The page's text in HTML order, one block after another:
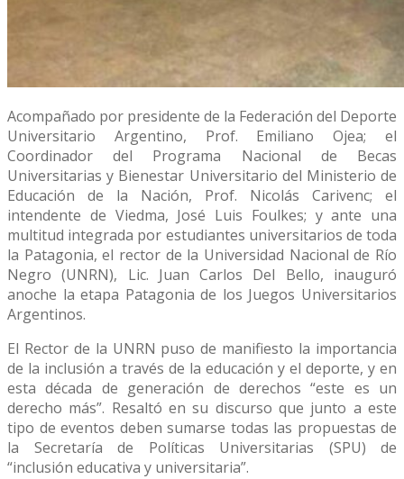
Acompañado por presidente de la Federación del Deporte
Universitario Argentino, Prof. Emiliano Ojea; el
Coordinador del Programa Nacional de Becas
Universitarias y Bienestar Universitario del Ministerio de
Educación de la Nación, Prof. Nicolás Carivenc; el
intendente de Viedma, José Luis Foulkes; y ante una
multitud integrada por estudiantes universitarios de toda
la Patagonia, el rector de la Universidad Nacional de Río
Negro (UNRN), Lic. Juan Carlos Del Bello, inauguró
anoche la etapa Patagonia de los Juegos Universitarios
Argentinos.
El Rector de la UNRN puso de manifiesto la importancia
de la inclusión a través de la educación y el deporte, y en
esta década de generación de derechos “este es un
derecho más”. Resaltó en su discurso que junto a este
tipo de eventos deben sumarse todas las propuestas de
la Secretaría de Políticas Universitarias (SPU) de
“inclusión educativa y universitaria”.